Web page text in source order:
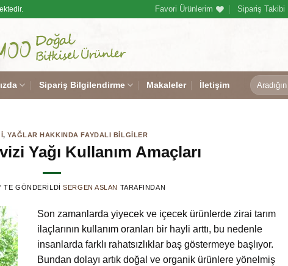
Favori Ürünlerim Sipariş Takibi
Sipariş Bilgilendirme Makaleler İletişim
Ara:
,YAĞLAR HAKKINDA FAYDALI BILGILER
Yağı Kullanım Amaçları
TE GÖNDERILDI SERGEN ASLAN TARAFINDAN
Son zamanlarda yiyecek ve içecek ürünlerde zirai tarım
ilaçlarının kullanım oranları bir hayli arttı, bu nedenle
insanlarda farklı rahatsızlıklar baş göstermeye başlıyor.
Bundan dolayı artık doğal ve organik ürünlere yönelmiş